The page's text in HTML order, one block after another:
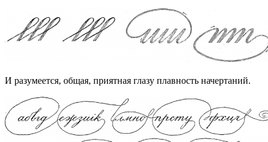
И разумеется, общая, приятная глазу плавность начертаний.